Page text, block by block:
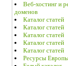
Веб-хостинг и
доменов
Каталог статей
Каталог статей
Каталог статей
Каталог статей
Каталог статей
Ресурсы